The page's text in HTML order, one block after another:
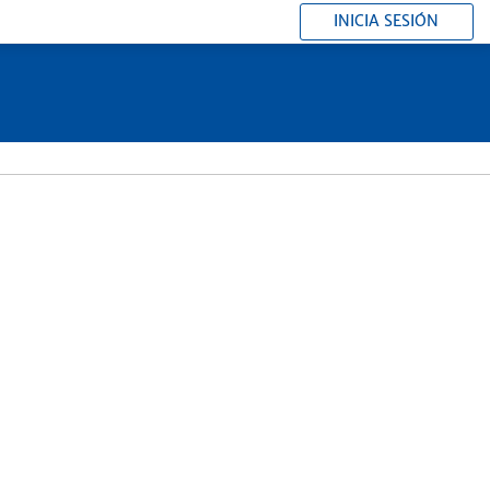
INICIA SESIÓN